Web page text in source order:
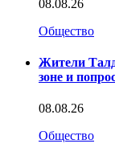
08.08.26
Общество
Жители
зоне и
08.08.26
Общество